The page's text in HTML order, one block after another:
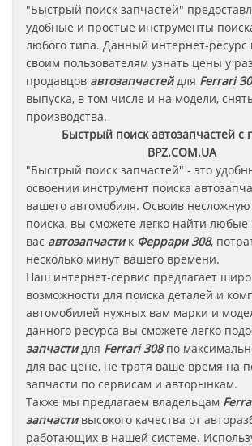
"Быстрый поиск запчастей"
удобные и простые инструменты
любого типа. Данный интернет-ресурс
своим пользователям узнать цены у
продавцов автозапчастейдля Ferrari
выпуска, в том числе и на модели,
производства.
Быстрый поиск автозапчастей
BPZ.COM.UA
"Быстрый поиск запчастей" - это
освоении инструмент поиска
вашего автомобиля. Освоив
поиска, вы сможете легко найти
вас автозапчастик Феррари 308,
несколько минут вашего времени.
Наш интернет-сервис предлагает
возможности для поиска деталей и
автомобилей нужных вам марки и
данного ресурса вы сможете легко
запчастидля Ferrari 308по
для вас цене, не тратя ваше время на
запчасти по сервисам и авторынкам.
Также мы предлагаем владельцам
запчастивысокого качества от
работающих в нашей системе.